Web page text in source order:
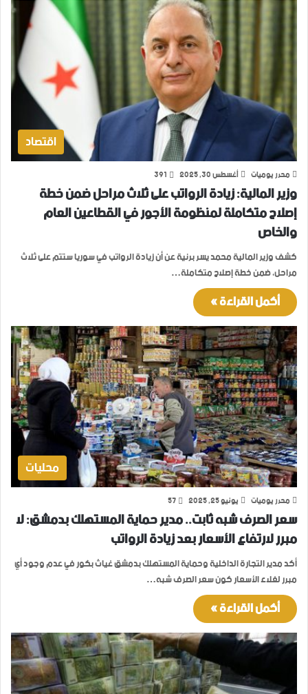
اقتصاد
محرر يوميات أغسطس 30, 2025 391
وزير المالية: زيادة الرواتب على ثلاث مراحل ضمن خطة
إصلاح متكاملة لمنظومة الأجور في القطاعين العام
والخاص
كشف وزير المالية محمد يسر برنية عن أن زيادة الرواتب في سوريا ستتم على ثلاث
مراحل، ضمن خطة إصلاح متكاملة…
أكمل القراءة »
محليات
محرر يوميات يونيو 25, 2025 57
سعر الصرف شبه ثابت.. مدير حماية المستهلك بدمشق: لا
مبرر لارتفاع الأسعار بعد زيادة الرواتب
أكد مدير التجارة الداخلية وحماية المستهلك بدمشق غياث بكور في عدم وجود أي
مبرر لغلاء الأسعار كون سعر الصرف شبه…
أكمل القراءة »